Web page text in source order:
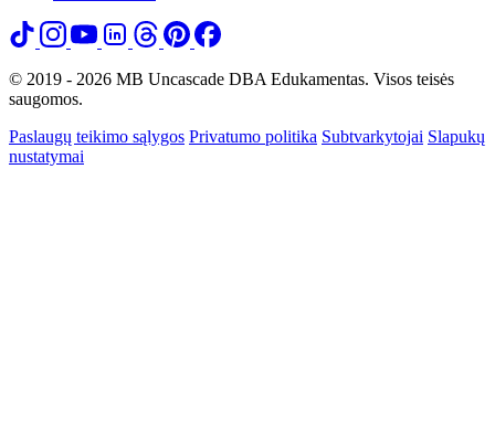
© 2019 - 2026 MB Uncascade DBA Edukamentas. Visos teisės
saugomos.
Paslaugų teikimo sąlygos Privatumo politika Subtvarkytojai Slapukų
nustatymai